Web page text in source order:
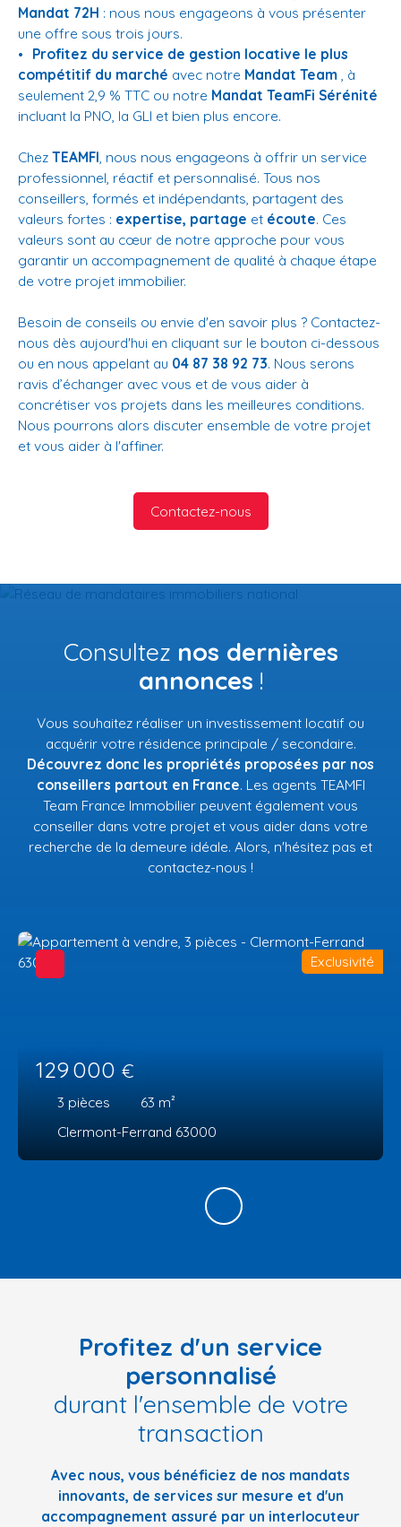
Mandat 72H : nous nous engageons à vous présenter
une offre sous trois jours.
Profitez du service de gestion locative le plus
compétitif du marché avec notre Mandat Team , à
seulement 2,9 % TTC ou notre Mandat TeamFi Sérénité
incluant la PNO, la GLI et bien plus encore.
Chez TEAMFI, nous nous engageons à offrir un service
professionnel, réactif et personnalisé. Tous nos
conseillers, formés et indépendants, partagent des
valeurs fortes : expertise, partage et écoute. Ces
valeurs sont au cœur de notre approche pour vous
garantir un accompagnement de qualité à chaque étape
de votre projet immobilier.
Besoin de conseils ou envie d'en savoir plus ? Contactez-
nous dès aujourd'hui en cliquant sur le bouton ci-dessous
ou en nous appelant au 04 87 38 92 73. Nous serons
ravis d’échanger avec vous et de vous aider à
concrétiser vos projets dans les meilleures conditions.
Nous pourrons alors discuter ensemble de votre projet
et vous aider à l'affiner.
Contactez-nous
Consultez nos dernières
annonces !
Vous souhaitez réaliser un investissement locatif ou
acquérir votre résidence principale / secondaire.
Découvrez donc les propriétés proposées par nos
conseillers partout en France. Les agents TEAMFI
Team France Immobilier peuvent également vous
conseiller dans votre projet et vous aider dans votre
recherche de la demeure idéale. Alors, n'hésitez pas et
contactez-nous !
129 000 €
3 pièces 63 m²
Clermont-Ferrand 63000
Exclusivité
Profitez d'un service
personnalisé
durant l'ensemble de votre
transaction
Avec nous, vous bénéficiez de nos mandats
innovants, de services sur mesure et d'un
accompagnement assuré par un interlocuteur